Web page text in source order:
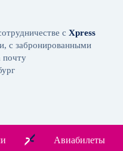
с Xpress
с забронированными
почту
Авиабилеты